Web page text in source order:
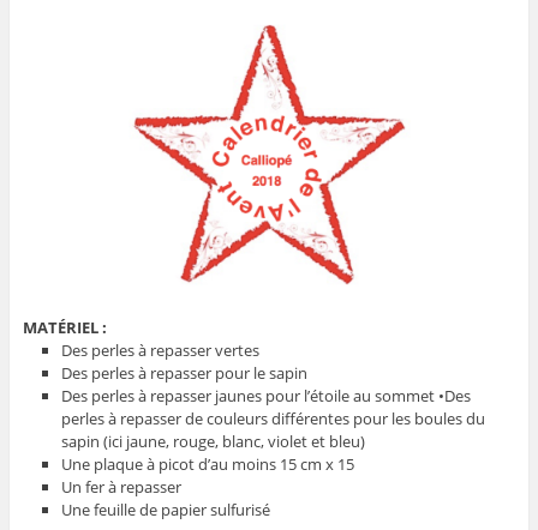
MATÉRIEL :
Des perles à repasser vertes
Des perles à repasser pour le sapin
Des perles à repasser jaunes pour l’étoile au sommet •Des
perles à repasser de couleurs différentes pour les boules du
sapin (ici jaune, rouge, blanc, violet et bleu)
Une plaque à picot d’au moins 15 cm x 15
Un fer à repasser
Une feuille de papier sulfurisé